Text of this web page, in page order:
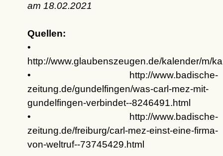
am 18.02.2021
Quellen:
•
http://www.glaubenszeugen.de/kalender/m/
• http://www.badische-
zeitung.de/gundelfingen/was-carl-mez-mit-
gundelfingen-verbindet--8246491.html
• http://www.badische-
zeitung.de/freiburg/carl-mez-einst-eine-firma-
von-weltruf--73745429.html